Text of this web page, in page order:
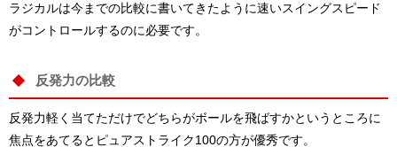
ラジカルは今までの比較に書いてきたように速いスイングスピード
がコントロールするのに必要です。
反発力の比較
反発力軽く当てただけでどちらがボールを飛ばすかというところに
焦点をあてるとピュアストライク100の方が優秀です。